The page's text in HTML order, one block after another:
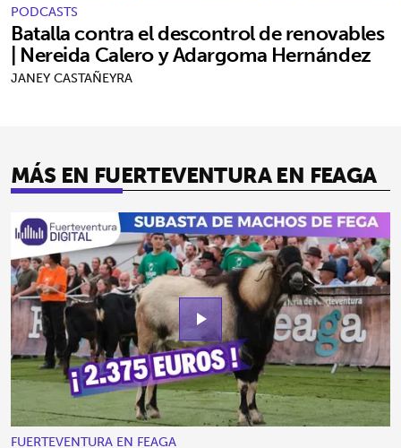
PODCASTS
Batalla contra el descontrol de renovables
| Nereida Calero y Adargoma Hernández
JANEY CASTAÑEYRA
MÁS EN FUERTEVENTURA EN FEAGA
play_arrow
FUERTEVENTURA EN FEAGA